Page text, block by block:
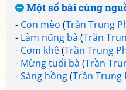
Một số bài cùng
- Con mèo (Trần Trung
- Làm nũng bà (Trần
- Cơm khê(Trần Trung
- Mừng tuổi bà (Trần
-Sáng hồng(Trần Trung